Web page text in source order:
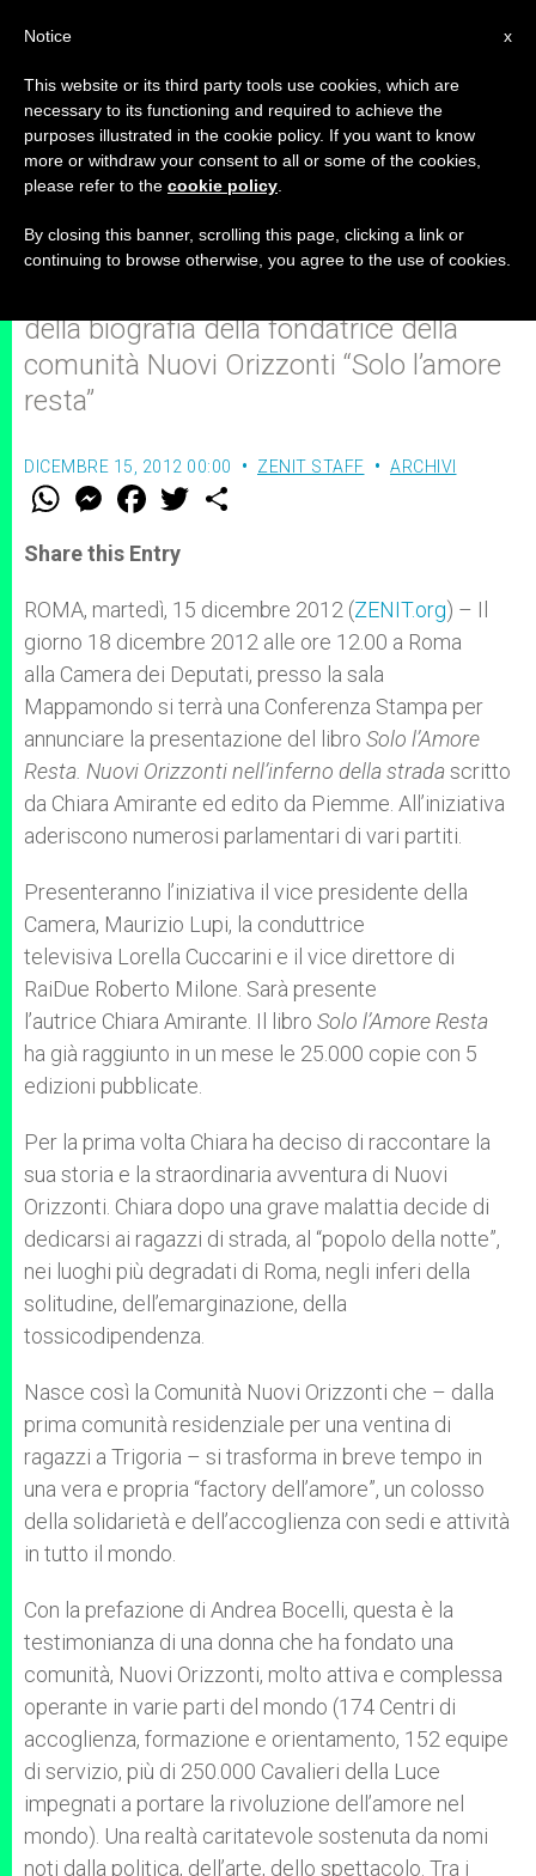
Il libro di Chiara Amirante alla
Camera dei Deputati
della biografia della fondatrice della
comunità Nuovi Orizzonti “Solo l’amore
resta”
DICEMBRE 15, 2012 00:00 ZENIT STAFF ARCHIVI
W
t
s
p
p
M
e
s
e
g
e
r
F
a
e
b
o
k
w
r
Share this Entry
ROMA, martedì, 15 dicembre 2012 (ZENIT.org) – Il
giorno 18 dicembre 2012 alle ore 12.00 a Roma
alla Camera dei Deputati, presso la sala
Mappamondo si terrà una Conferenza Stampa per
annunciare la presentazione del libro Solo l’Amore
Resta. Nuovi Orizzonti nell’inferno della stradascritto
da Chiara Amirante ed edito da Piemme. All’iniziativa
aderiscono numerosi parlamentari di vari partiti.
Presenteranno l’iniziativa il vice presidente della
Camera, Maurizio Lupi, la conduttrice
televisiva Lorella Cuccarini e il vice direttore di
RaiDue Roberto Milone. Sarà presente
l’autrice Chiara Amirante. Il libro Solo l’Amore Resta
ha già raggiunto in un mese le 25.000 copie con 5
edizioni pubblicate.
Per la prima volta Chiara ha deciso di raccontare la
sua storia e la straordinaria avventura di Nuovi
Orizzonti. Chiara dopo una grave malattia decide di
dedicarsi ai ragazzi di strada, al “popolo della notte”,
nei luoghi più degradati di Roma, negli inferi della
solitudine, dell’emarginazione, della
tossicodipendenza.
Nasce così la Comunità Nuovi Orizzonti che – dalla
prima comunità residenziale per una ventina di
ragazzi a Trigoria – si trasforma in breve tempo in
una vera e propria “factory dell’amore”, un colosso
della solidarietà e dell’accoglienza con sedi e attività
in tutto il mondo.
Con la prefazione di Andrea Bocelli, questa è la
testimonianza di una donna che ha fondato una
comunità, Nuovi Orizzonti, molto attiva e complessa
operante in varie parti del mondo (174 Centri di
accoglienza, formazione e orientamento, 152 equipe
di servizio, più di 250.000 Cavalieri della Luce
impegnati a portare la rivoluzione dell’amore nel
mondo). Una realtà caritatevole sostenuta da nomi
noti dalla politica, dell’arte, dello spettacolo. Tra i
x
Notice
This website or its third party tools use cookies, which are
necessary to its functioning and required to achieve the
purposes illustrated in the cookie policy. If you want to know
more or withdraw your consent to all or some of the cookies,
please refer to the cookie policy
By closing this banner, scrolling this page, clicking a link or
continuing to browse otherwise, you agree to the use of cookies.